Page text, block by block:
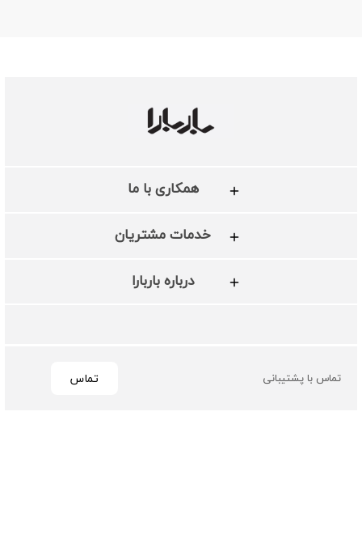
همکاری با ما
خدمات مشتریان
درباره باربارا
تماس با پشتیبانی تماس